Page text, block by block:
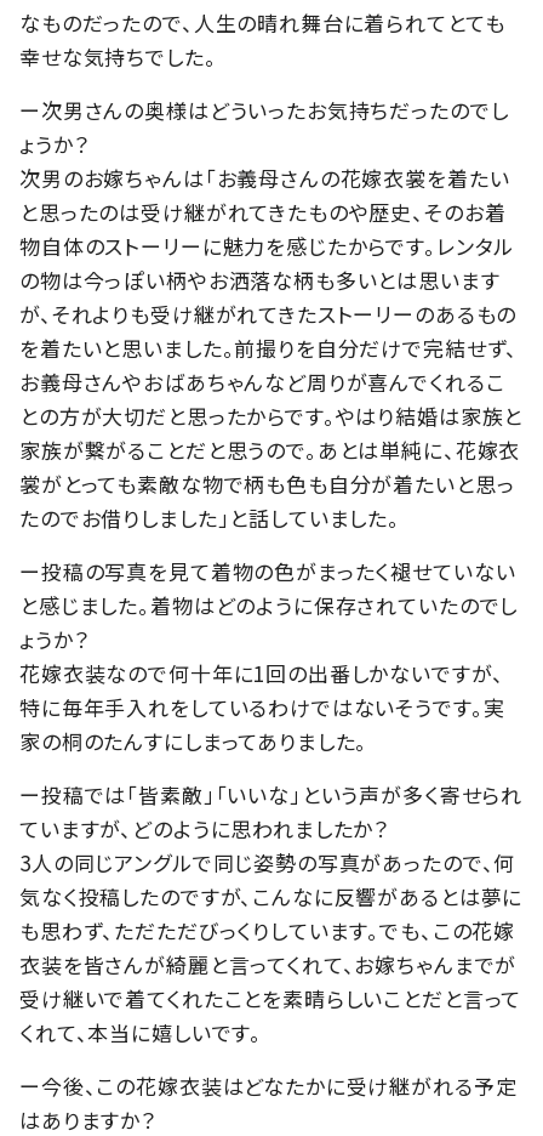
なものだったので、人生の晴れ舞台に着られてとても
幸せな気持ちでした。
ー次男さんの奥様はどういったお気持ちだったのでし
ょうか？
次男のお嫁ちゃんは「お義母さんの花嫁衣裳を着たい
と思ったのは受け継がれてきたものや歴史、そのお着
物自体のストーリーに魅力を感じたからです。レンタル
の物は今っぽい柄やお洒落な柄も多いとは思います
が、それよりも受け継がれてきたストーリーのあるもの
を着たいと思いました。前撮りを自分だけで完結せず、
お義母さんやおばあちゃんなど周りが喜んでくれるこ
との方が大切だと思ったからです。やはり結婚は家族と
家族が繋がることだと思うので。あとは単純に、花嫁衣
裳がとっても素敵な物で柄も色も自分が着たいと思っ
たのでお借りしました」と話していました。
ー投稿の写真を見て着物の色がまったく褪せていない
と感じました。着物はどのように保存されていたのでし
ょうか？
花嫁衣装なので何十年に1回の出番しかないですが、
特に毎年手入れをしているわけではないそうです。実
家の桐のたんすにしまってありました。
ー投稿では「皆素敵」「いいな」という声が多く寄せられ
ていますが、どのように思われましたか？
3人の同じアングルで同じ姿勢の写真があったので、何
気なく投稿したのですが、こんなに反響があるとは夢に
も思わず、ただただびっくりしています。でも、この花嫁
衣装を皆さんが綺麗と言ってくれて、お嫁ちゃんまでが
受け継いで着てくれたことを素晴らしいことだと言って
くれて、本当に嬉しいです。
ー今後、この花嫁衣装はどなたかに受け継がれる予定
はありますか？